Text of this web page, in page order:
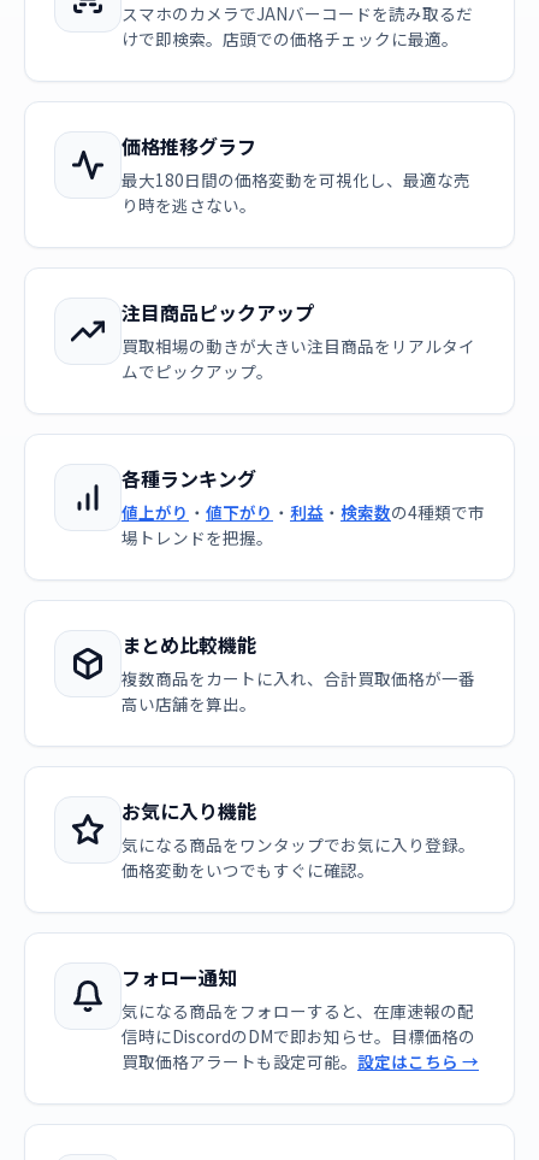
スマホのカメラでJANバーコードを読み取るだ
けで即検索。店頭での価格チェックに最適。
価格推移グラフ
最大180日間の価格変動を可視化し、最適な売
り時を逃さない。
注目商品ピックアップ
買取相場の動きが大きい注目商品をリアルタイ
ムでピックアップ。
各種ランキング
値上がり ・ 値下がり ・ 利益 ・ 検索数の4種類で市
場トレンドを把握。
まとめ比較機能
複数商品をカートに入れ、合計買取価格が一番
高い店舗を算出。
お気に入り機能
気になる商品をワンタップでお気に入り登録。
価格変動をいつでもすぐに確認。
フォロー通知
気になる商品をフォローすると、在庫速報の配
信時にDiscordのDMで即お知らせ。目標価格の
買取価格アラートも設定可能。 設定はこちら →